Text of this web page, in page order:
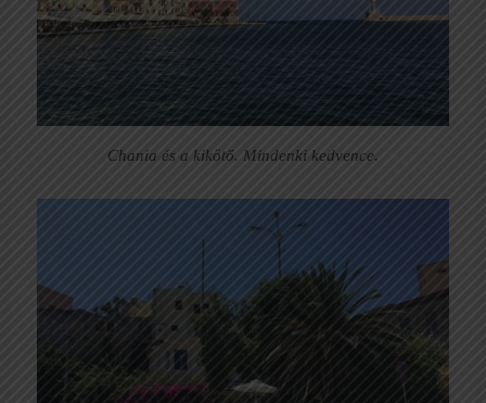
Chania és a kikötő. Mindenki kedvence.